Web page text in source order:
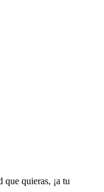
quieras, ¡a tu